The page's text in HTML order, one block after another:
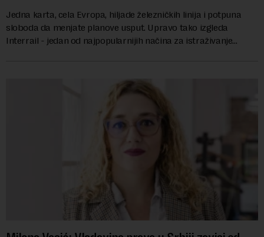
Jedna karta, cela Evropa, hiljade železničkih linija i potpuna
sloboda da menjate planove usput. Upravo tako izgleda
Interrail - jedan od najpopularnijih načina za istraživanje